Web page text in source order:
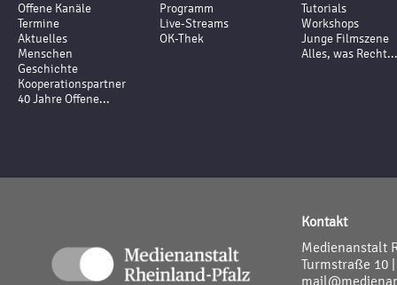
Offene Kanäle
Termine
Aktuelles
Menschen
Geschichte
Kooperationspartner
40 Jahre Offene...
Programm
Live-Streams
OK-Thek
Tutorials
Workshops
Junge Filmszene
Alles, was Recht...
Kontakt
Medienanstalt
Turmstraße 10